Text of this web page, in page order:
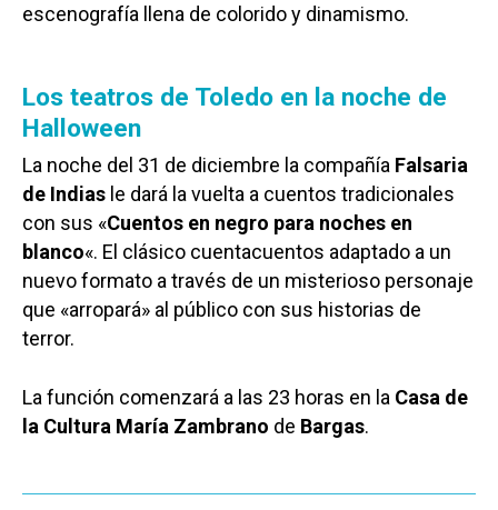
escenografía llena de colorido y dinamismo.
Los teatros de Toledo en la noche de
Halloween
La noche del 31 de diciembre la compañía Falsaria
de Indias le dará la vuelta a cuentos tradicionales
con sus «Cuentos en negro para noches en
blanco«. El clásico cuentacuentos adaptado a un
nuevo formato a través de un misterioso personaje
que «arropará» al público con sus historias de
terror.
La función comenzará a las 23 horas en la Casa de
la Cultura María Zambrano de Bargas.